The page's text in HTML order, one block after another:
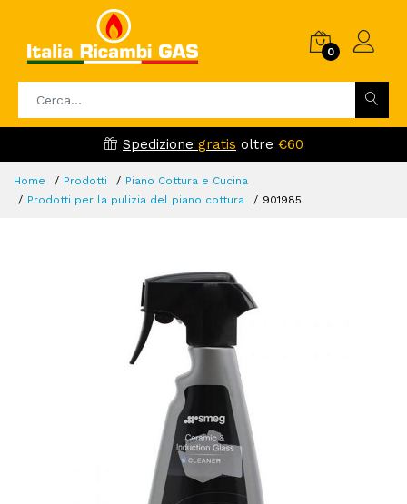
0
Spedizione gratis oltre €60
Home Prodotti
Piano Cottura e Cucina
Prodotti per la pulizia del piano cottura
901985